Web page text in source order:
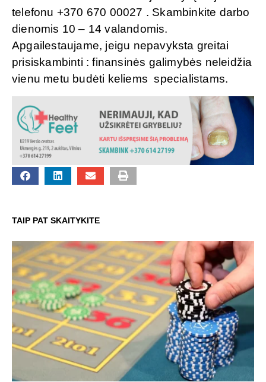
telefonu +370 670 00027 . Skambinkite darbo
dienomis 10 – 14 valandomis.
Apgailestaujame, jeigu nepavyksta greitai
prisiskambinti : finansinės galimybės neleidžia
vienu metu budėti keliems specialistams.
TAIP PAT SKAITYKITE